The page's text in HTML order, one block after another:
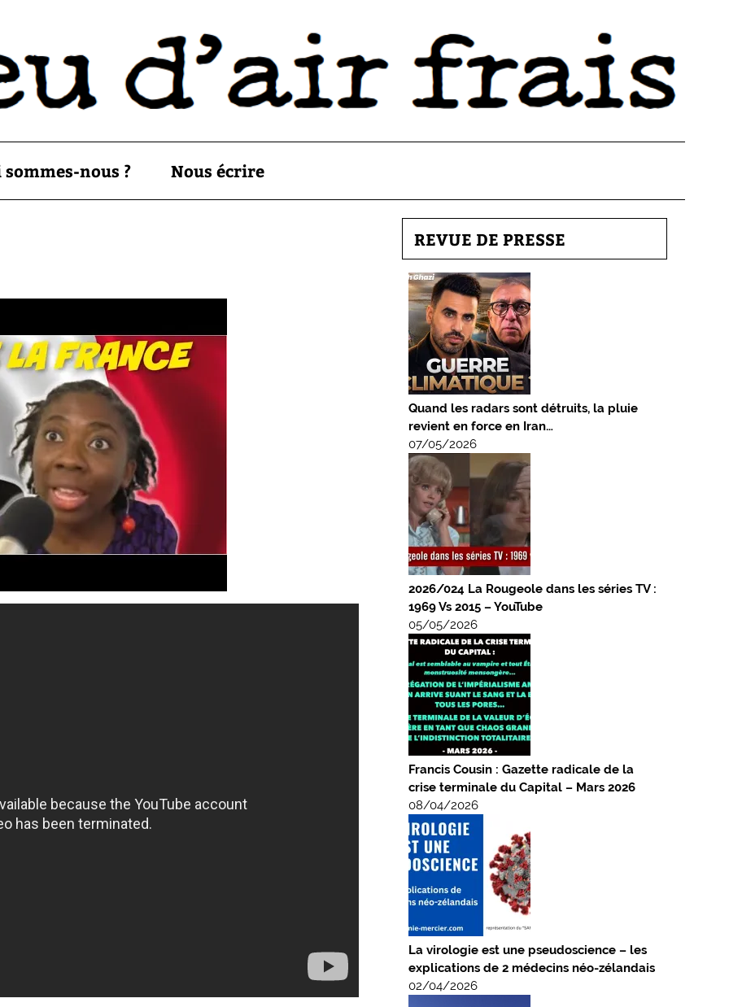
sommes-nous ? Nous écrire
REVUE DE PRESSE
Quand les radars sont détruits, la pluie
revient en force en Iran…
07/05/2026
2026/024 La Rougeole dans les séries TV :
1969 Vs 2015 – YouTube
05/05/2026
Francis Cousin : Gazette radicale de la
crise terminale du Capital – Mars 2026
08/04/2026
La virologie est une pseudoscience – les
explications de 2 médecins néo-zélandais
02/04/2026